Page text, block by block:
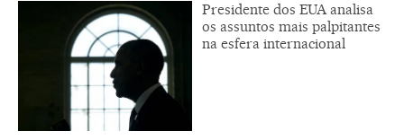
Presidente dos EUA analisa
os assuntos mais palpitantes
na esfera internacional